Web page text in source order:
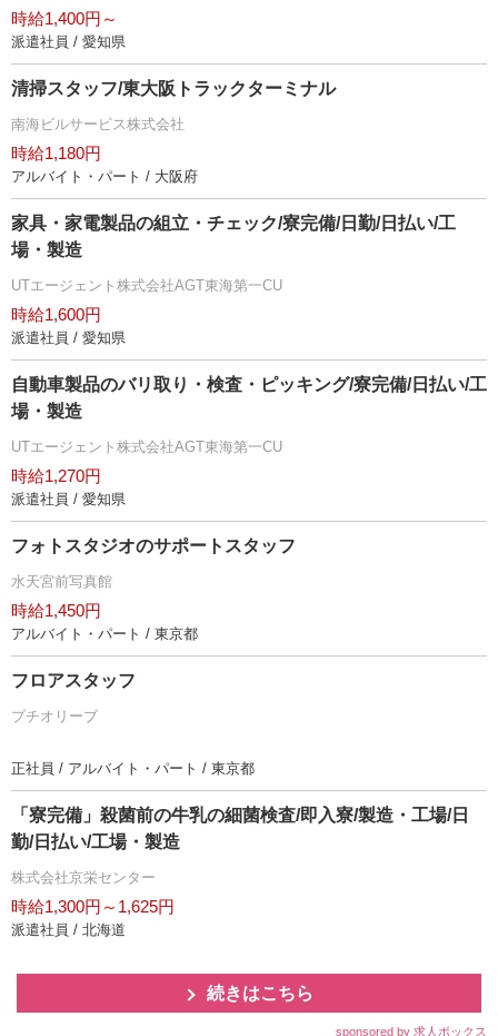
時給1,400円～
派遣社員 / 愛知県
清掃スタッフ/東大阪トラックターミナル
南海ビルサービス株式会社
時給1,180円
アルバイト・パート / 大阪府
家具・家電製品の組立・チェック/寮完備/日勤/日払い/工
場・製造
UTエージェント株式会社AGT東海第一CU
時給1,600円
派遣社員 / 愛知県
自動車製品のバリ取り・検査・ピッキング/寮完備/日払い/工
場・製造
UTエージェント株式会社AGT東海第一CU
時給1,270円
派遣社員 / 愛知県
フォトスタジオのサポートスタッフ
水天宮前写真館
時給1,450円
アルバイト・パート / 東京都
フロアスタッフ
プチオリーブ
正社員 / アルバイト・パート / 東京都
「寮完備」殺菌前の牛乳の細菌検査/即入寮/製造・工場/日
勤/日払い/工場・製造
株式会社京栄センター
時給1,300円～1,625円
派遣社員 / 北海道
続きはこちら
sponsored by 求人ボックス